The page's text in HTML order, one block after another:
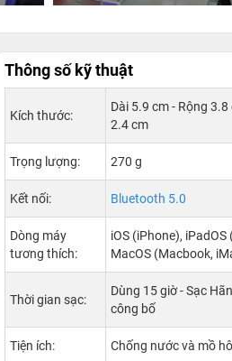
Thông số kỹ thuật
Kích thước:
Dài 5.9 cm - Rộng 3.8
2.4 cm
Trọng lượng: 270 g
Kết nối: Bluetooth 5.0
Dòng máy
tương thích:
iOS (iPhone), iPadOS
MacOS (Macbook,
Thời gian sạc:
Dùng 15 giờ - Sạc
công bố
Tiện ích: Chống nước và mồ